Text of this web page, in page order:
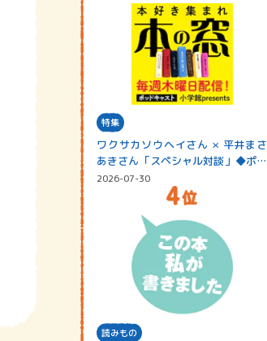
特集
ワクサカソウヘイさん × 平井まさ
あきさん「スペシャル対談」◆ポッ
ドキャスト…
2026-07-30
読みもの